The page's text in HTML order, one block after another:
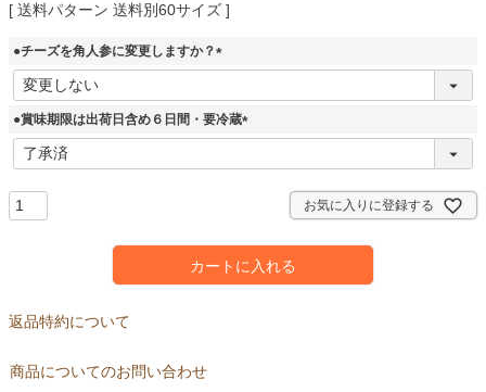
送料パターン 送料別60サイズ
●チーズを角人参に変更しますか？
(
須
●賞味期限は出荷日含め６日間・要冷蔵
(
お気に入りに登録する
カートに入れる
返品特約について
商品についてのお問い合わせ